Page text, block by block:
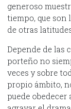
generoso
tiempo, que son
de otras
Depende de las
porteño no
veces y sobre
propio ámbito,
puede